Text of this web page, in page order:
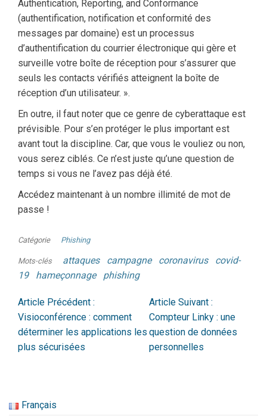
Authentication, Reporting, and Conformance
(authentification, notification et conformité des
messages par domaine) est un processus
d’authentification du courrier électronique qui gère et
surveille votre boîte de réception pour s’assurer que
seuls les contacts vérifiés atteignent la boîte de
réception d’un utilisateur. ».
En outre, il faut noter que ce genre de cyberattaque est
prévisible. Pour s’en protéger le plus important est
avant tout la discipline. Car, que vous le vouliez ou non,
vous serez ciblés. Ce n’est juste qu’une question de
temps si vous ne l’avez pas déjà été.
Accédez maintenant à un nombre illimité de mot de
passe !
Catégorie Phishing
Mots-clés attaques campagne coronavirus
covid-
19
hameçonnage phishing
Article Précédent :
Visioconférence : comment
déterminer les applications les
plus sécurisées
Article Suivant :
Compteur Linky : une
question de données
personnelles
Français